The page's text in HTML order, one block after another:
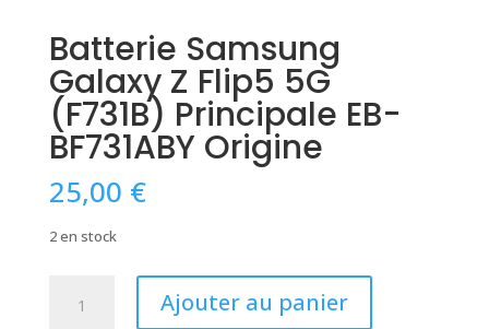
Batterie Samsung
Galaxy Z Flip5 5G
(F731B) Principale EB-
BF731ABY Origine
25,00 €
2 en stock
Ajouter au panier